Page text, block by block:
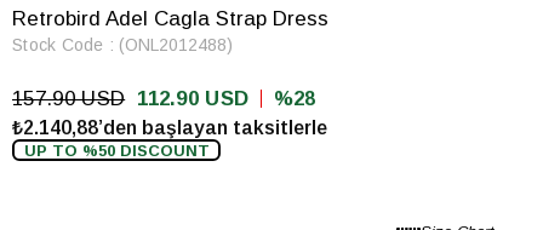
Retrobird Adel Cagla Strap Dress
Stock Code (ONL2012488)
157.90 USD 112.90 USD
28
₺2.140,88’den başlayan taksitlerle
UP TO %50 DISCOUNT